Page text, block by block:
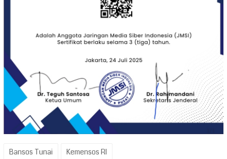
Bansos Tunai Kemensos RI